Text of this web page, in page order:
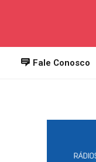
Fale Conosco